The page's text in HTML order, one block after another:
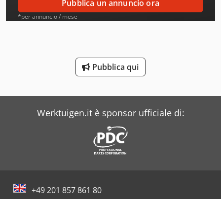
Atb
Bbc
Beka-Mak
Costa
Pubblica un annuncio ora
*per annuncio / mese
Pubblica qui
Werktuigen.it è sponsor ufficiale di:
+49 201 857 861 80